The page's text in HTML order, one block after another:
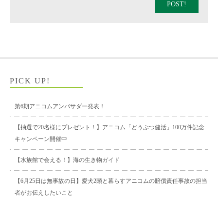
POST!
PICK UP!
第6期アニコムアンバサダー発表！
【抽選で20名様にプレゼント！】アニコム「どうぶつ健活」100万件記念
キャンペーン開催中
【水族館で会える！】海の生き物ガイド
【6月25日は無事故の日】愛犬2頭と暮らすアニコムの賠償責任事故の担当
者がお伝えしたいこと